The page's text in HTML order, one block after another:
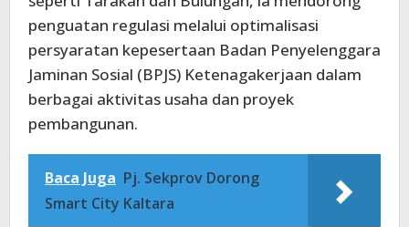
penguatan regulasi melalui optimalisasi
persyaratan kepesertaan Badan Penyelenggara
Jaminan Sosial (BPJS) Ketenagakerjaan dalam
berbagai aktivitas usaha dan proyek
pembangunan.
Baca Juga Pj. Sekprov Dorong
Smart City Kaltara